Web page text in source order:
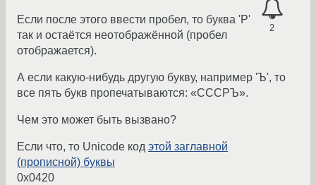
2
Если после этого ввести пробел, то буква 'Р'
так и остаётся неотображённой (пробел
отображается).
А если какую-нибудь другую букву, например 'Ъ', то
все пять букв пропечатываются: «СССРЪ».
Чем это может быть вызвано?
Если что, то Unicode код этой заглавной
(прописной) буквы
0x0420